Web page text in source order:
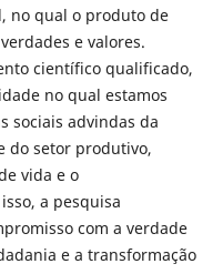
no qual o produto de
e valores.
científico qualificado,
no qual estamos
sociais advindas da
do setor produtivo,
vida e o
a pesquisa
com a verdade
e a transformação